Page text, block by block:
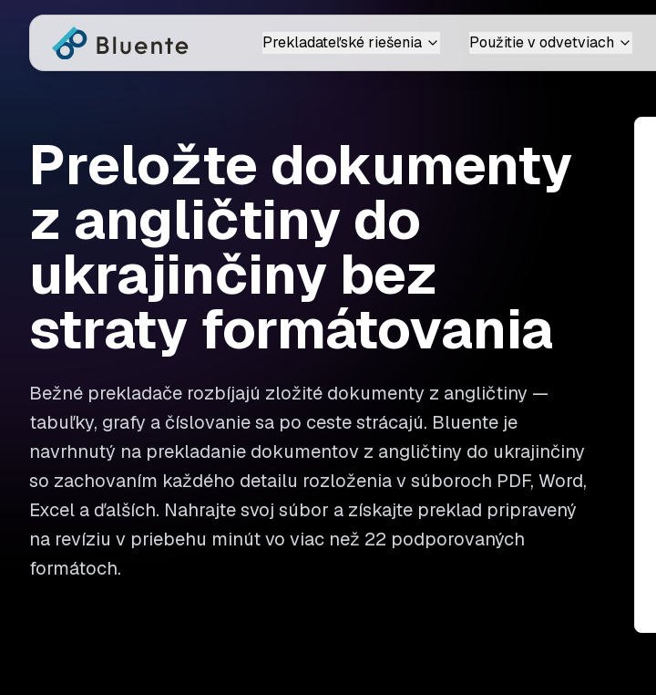
Prekladateľské riešenia Použitie v odvetviach
Preložte dokumenty
z angličtiny do
ukrajinčiny bez
straty formátovania
Bežné prekladače rozbíjajú zložité dokumenty z angličtiny —
tabuľky, grafy a číslovanie sa po ceste strácajú. Bluente je
navrhnutý na prekladanie dokumentov z angličtiny do ukrajinčiny
so zachovaním každého detailu rozloženia v súboroch PDF, Word,
Excel a ďalších. Nahrajte svoj súbor a získajte preklad pripravený
na revíziu v priebehu minút vo viac než 22 podporovaných
formátoch.